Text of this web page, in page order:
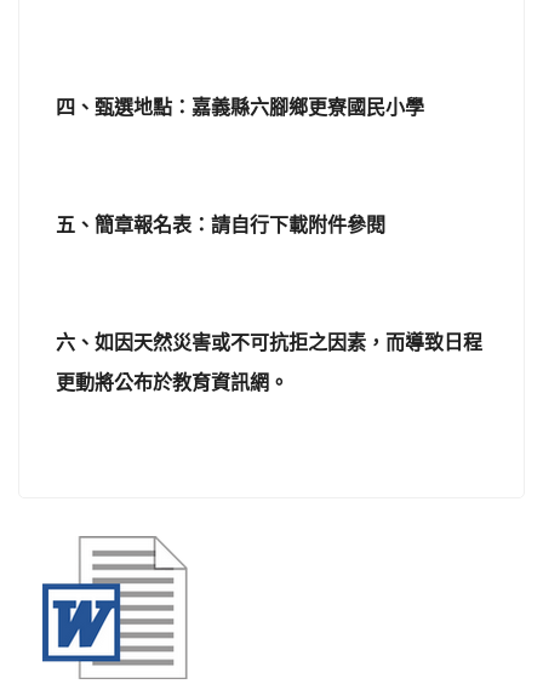
四、甄選地點：嘉義縣六腳鄉更寮國民小學
五、簡章報名表：請自行下載附件參閱
六、如因天然災害或不可抗拒之因素，而導致日程
更動將公布於教育資訊網。